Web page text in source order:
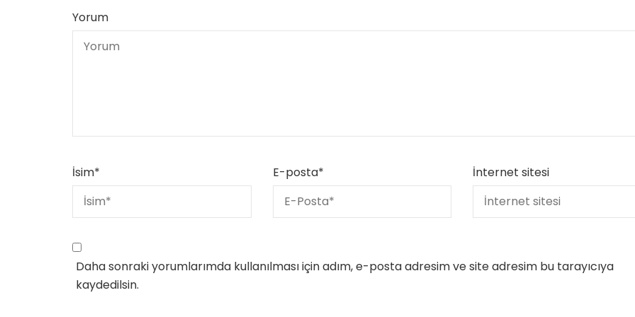
Yorum
İsim* E-posta* İnternet sitesi
Daha sonraki yorumlarımda kullanılması için adım, e-posta adresim ve site adresim bu tarayıcıya
kaydedilsin.